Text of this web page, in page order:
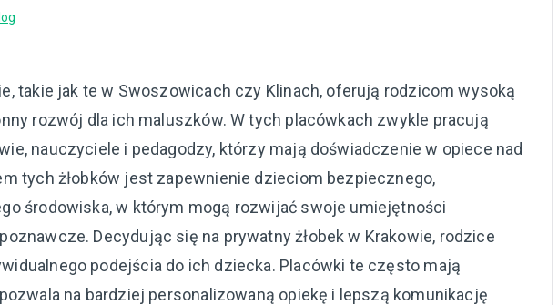
takie jak te w Swoszowicach czy Klinach, oferują rodzicom wysoką
rozwój dla ich maluszków. W tych placówkach zwykle pracują
nauczyciele i pedagodzy, którzy mają doświadczenie w opiece nad
tych żłobków jest zapewnienie dzieciom bezpiecznego,
środowiska, w którym mogą rozwijać swoje umiejętności
Decydując się na prywatny żłobek w Krakowie, rodzice
podejścia do ich dziecka. Placówki te często mają
na bardziej personalizowaną opiekę i lepszą komunikację